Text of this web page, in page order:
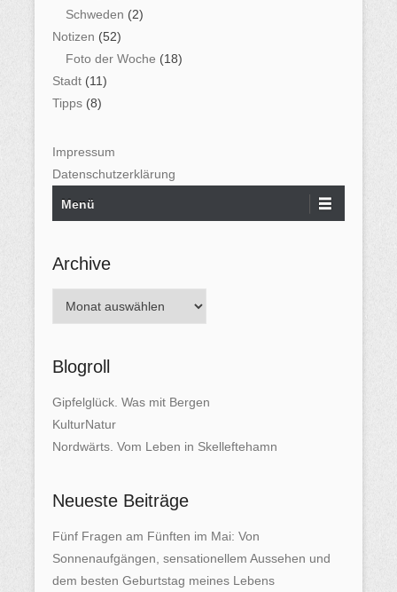
Schweden (2)
Notizen (52)
Foto der Woche (18)
Stadt (11)
Tipps (8)
Impressum
Datenschutzerklärung
Menü
Archive
r
h
v
e
Blogroll
Gipfelglück. Was mit Bergen
KulturNatur
Nordwärts. Vom Leben in Skelleftehamn
Neueste Beiträge
Fünf Fragen am Fünften im Mai: Von
Sonnenaufgängen, sensationellem Aussehen und
dem besten Geburtstag meines Lebens